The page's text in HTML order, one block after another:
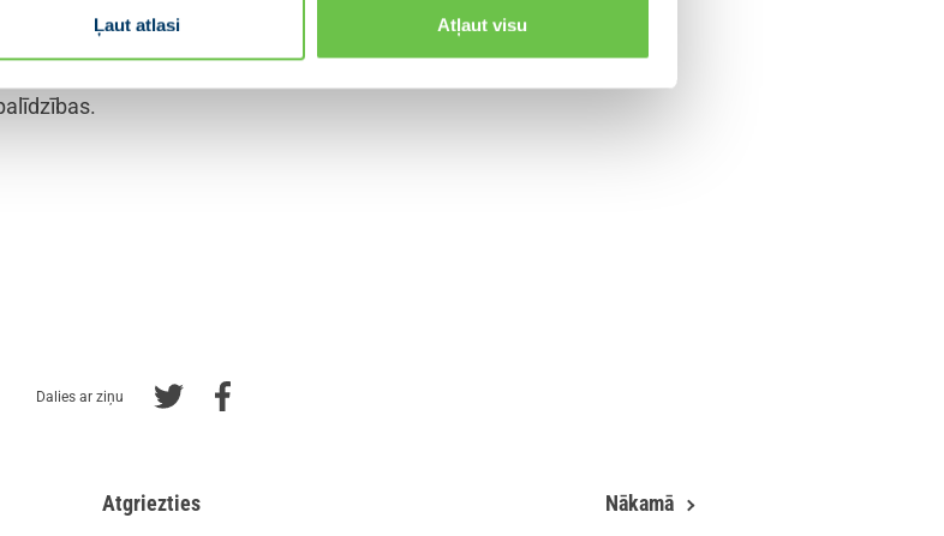
Ļaut atlasi Atļaut visu
to, kā identificēt bērnu vai jauniešu nonākšanu atkarībā un kā rīkoties
Dalies ar ziņu
Atgriezties Nākamā